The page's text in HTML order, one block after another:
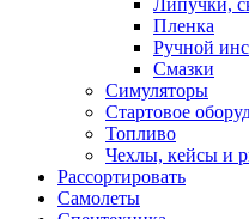
Липучки,
Пленка
Ручной
Смазки
Симуляторы
Стартовое
Топливо
Чехлы, кейсы и
Рассортировать
Самолеты